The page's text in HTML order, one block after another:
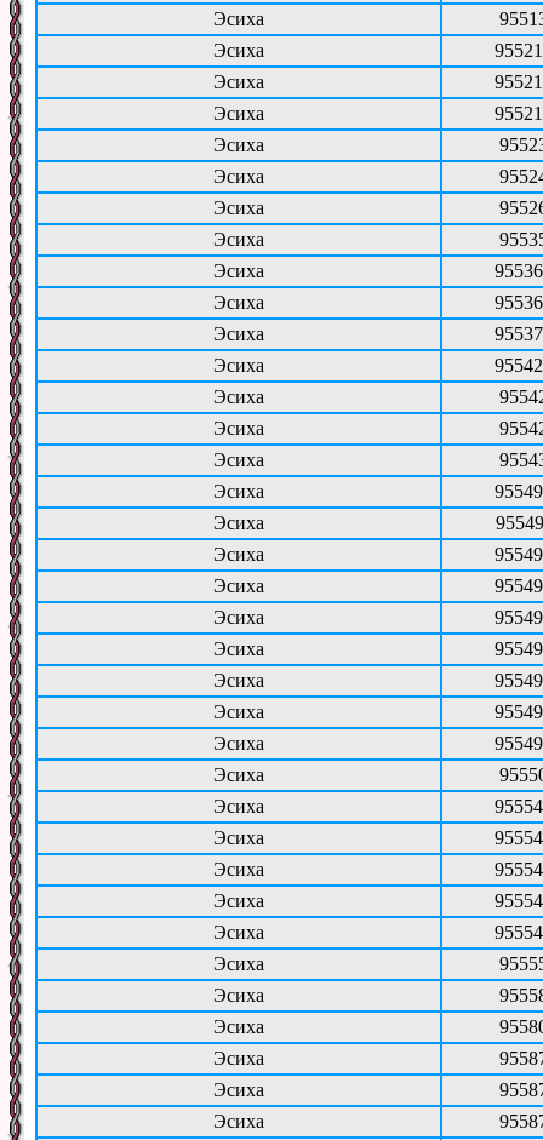
Эсиха
Эсиха
Эсиха
Эсиха
Эсиха
Эсиха
Эсиха
Эсиха
Эсиха
Эсиха
Эсиха
Эсиха
Эсиха
Эсиха
Эсиха
Эсиха
Эсиха
Эсиха
Эсиха
Эсиха
Эсиха
Эсиха
Эсиха
Эсиха
Эсиха
Эсиха
Эсиха
Эсиха
Эсиха
Эсиха
Эсиха
Эсиха
Эсиха
Эсиха
Эсиха
Эсиха